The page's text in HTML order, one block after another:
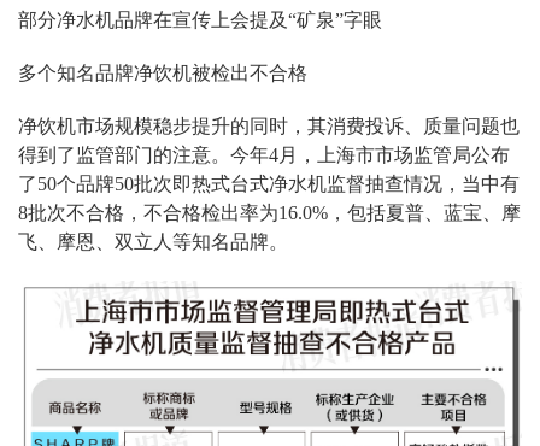
部分净水机品牌在宣传上会提及“矿泉”字眼
多个知名品牌净饮机被检出不合格
净饮机市场规模稳步提升的同时，其消费投诉、质量问题也
得到了监管部门的注意。今年4月，上海市市场监管局公布
了50个品牌50批次即热式台式净水机监督抽查情况，当中有
8批次不合格，不合格检出率为16.0% ，包括夏普、蓝宝、摩
飞、摩恩、双立人等知名品牌。